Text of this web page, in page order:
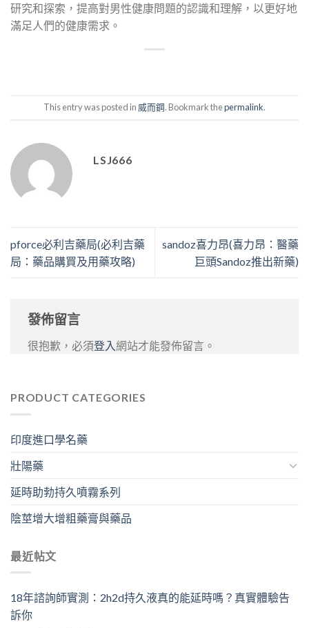
研究和探索，提高對男性健康問題的認識和理解，以更好地
滿足人們的健康需求。
This entry was posted in 威而鋼. Bookmark thepermalink.
LSJ666
pforce必利吉藥局(必利吉藥
局：藥品購買及用藥攻略)
sandoz喜力昂(喜力昂：醫藥
巨頭Sandoz推出新藥)
發佈留言
很抱歉，必須登入 網站才能發佈留言。
PRODUCT CATEGORIES
印度進口學名藥
壯陽藥
延時助勃持久噴霧系列
陰莖增大增粗藥膏與藥品
最近帖文
18年諮詢師實測：2h2d持久液真的能延時嗎？真實體驗告
訴你